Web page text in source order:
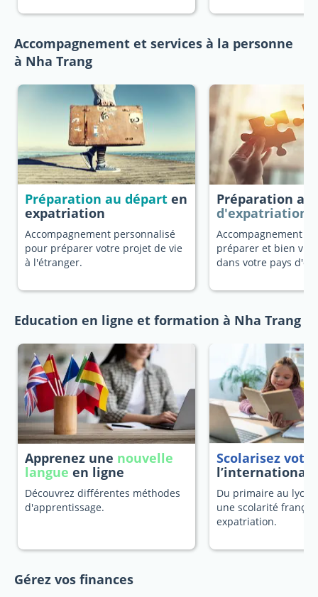
Accompagnement et services à la personne
à Nha Trang
Préparation au départ en
expatriation
Accompagnement personnalisé
pour préparer votre projet de vie
à l'étranger.
Préparation au
d'expatriation
Accompagnement
préparer et bien
dans votre pays
Education en ligne et formation à Nha Trang
Apprenez une nouvelle
langue en ligne
Découvrez différentes méthodes
d'apprentissage.
Scolarisez
l’international
Du primaire au
une scolarité
expatriation.
Gérez vos finances